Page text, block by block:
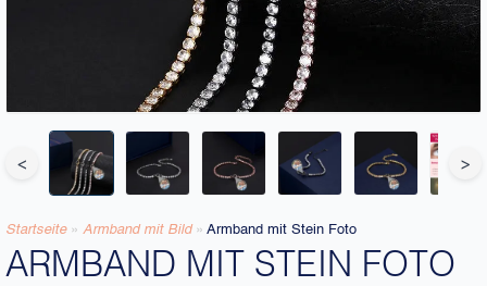
< >
Startseite » Armband mit Bild​ » Armband mit Stein Foto
ARMBAND MIT STEIN FOTO